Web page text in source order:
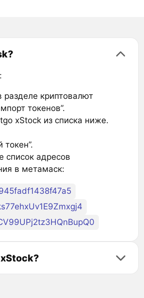
криптовалют
токенов”.
xStock из списка ниже.
токен”.
список адресов
в метамаск: